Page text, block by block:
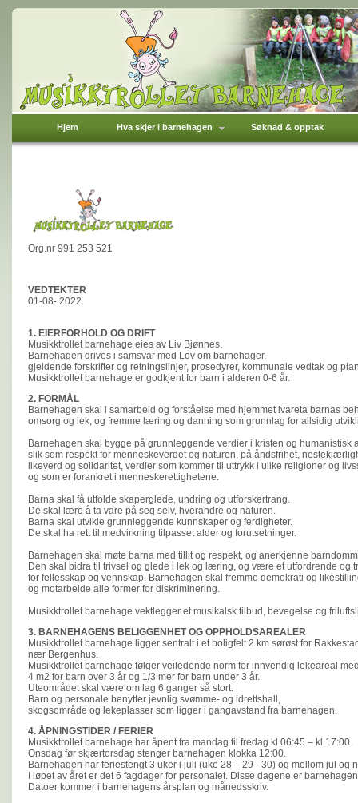
Hjem Hva skjer i barnehagen Søknad & opptak
Org.nr 991 253 521
VEDTEKTER
01-08- 2022
1. EIERFORHOLD OG DRIFT
Musikktrollet barnehage eies av Liv Bjønnes.
Barnehagen drives i samsvar med Lov om barnehager,
gjeldende forskrifter og retningslinjer, prosedyrer, kommunale vedtak og
Musikktrollet barnehage er godkjent for barn i alderen 0-6 år.
2. FORMÅL
Barnehagen skal i samarbeid og forståelse med hjemmet ivareta barnas
omsorg og lek, og fremme læring og danning som grunnlag for allsidig
Barnehagen skal bygge på grunnleggende verdier i kristen og humanistisk
slik som respekt for menneskeverdet og naturen, på åndsfrihet,
likeverd og solidaritet, verdier som kommer til uttrykk i ulike religioner og
og som er forankret i menneskerettighetene.
Barna skal få utfolde skaperglede, undring og utforskertrang.
De skal lære å ta vare på seg selv, hverandre og naturen.
Barna skal utvikle grunnleggende kunnskaper og ferdigheter.
De skal ha rett til medvirkning tilpasset alder og forutsetninger.
Barnehagen skal møte barna med tillit og respekt, og anerkjenne
Den skal bidra til trivsel og glede i lek og læring, og være et utfordrende og
for fellesskap og vennskap. Barnehagen skal fremme demokrati og
og motarbeide alle former for diskriminering.
Musikktrollet barnehage vektlegger et musikalsk tilbud, bevegelse og
3. BARNEHAGENS BELIGGENHET OG OPPHOLDSAREALER
Musikktrollet barnehage ligger sentralt i et boligfelt 2 km sørøst for
nær Bergenhus.
Musikktrollet barnehage følger veiledende norm for innvendig lekeareal
4 m2 for barn over 3 år og 1/3 mer for barn under 3 år.
Uteområdet skal være om lag 6 ganger så stort.
Barn og personale benytter jevnlig svømme- og idrettshall,
skogsområde og lekeplasser som ligger i gangavstand fra barnehagen.
4. ÅPNINGSTIDER / FERIER
Musikktrollet barnehage har åpent fra mandag til fredag kl 06:45 – kl 17:00.
Onsdag før skjærtorsdag stenger barnehagen klokka 12:00.
Barnehagen har feriestengt 3 uker i juli (uke 28 – 29 - 30) og mellom jul og
I løpet av året er det 6 fagdager for personalet. Disse dagene er
Datoer kommer i barnehagens årsplan og månedsskriv.